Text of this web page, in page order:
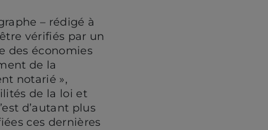
– rédigé à
vérifiés par un
des économies
de la
notarié »,
de la loi et
d’autant plus
ces dernières